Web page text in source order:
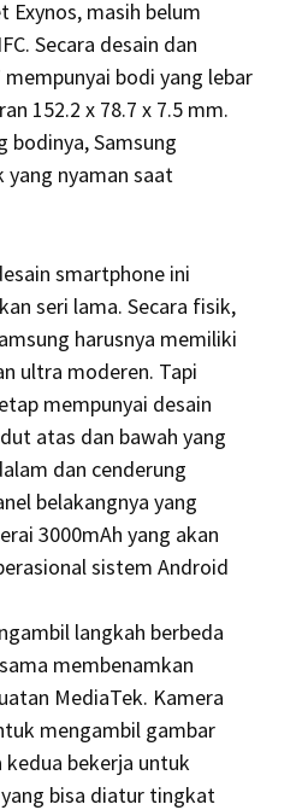
Exynos, masih belum
Secara desain dan
bodi yang lebar
152.2 x 78.7 x 7.5 mm.
bodinya, Samsung
yang nyaman saat
smartphone ini
seri lama. Secara fisik,
harusnya memiliki
ultra moderen. Tapi
mempunyai desain
atas dan bawah yang
dan cenderung
belakangnya yang
3000mAh yang akan
sistem Android
langkah berbeda
membenamkan
MediaTek. Kamera
mengambil gambar
bekerja untuk
bisa diatur tingkat